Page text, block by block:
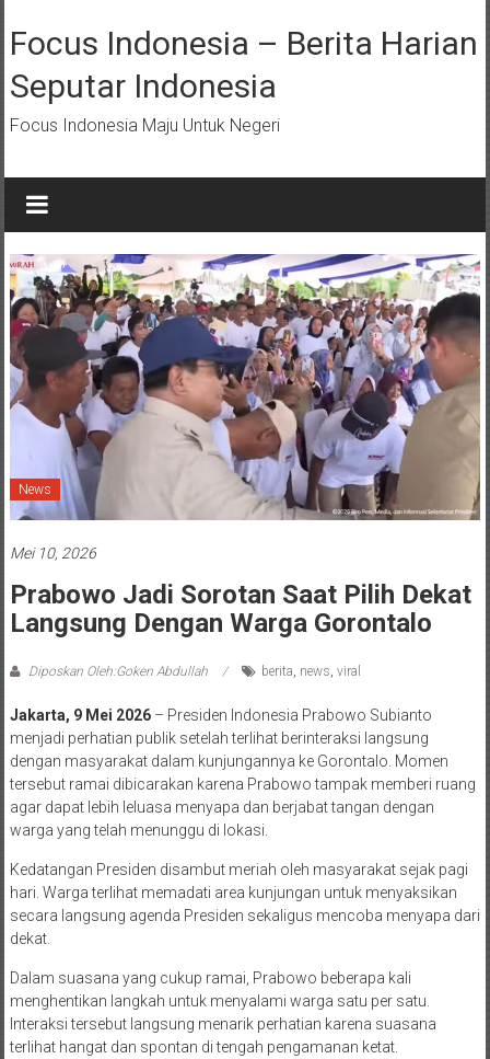
ke
konten
Focus Indonesia – Berita Harian
Seputar Indonesia
Focus Indonesia Maju Untuk Negeri
News
Mei 10, 2026
Prabowo Jadi Sorotan Saat Pilih Dekat
Langsung Dengan Warga Gorontalo
Diposkan Oleh:Goken Abdullah berita news viral
Jakarta, 9 Mei 2026– Presiden Indonesia Prabowo Subianto
menjadi perhatian publik setelah terlihat berinteraksi langsung
dengan masyarakat dalam kunjungannya ke Gorontalo. Momen
tersebut ramai dibicarakan karena Prabowo tampak memberi ruang
agar dapat lebih leluasa menyapa dan berjabat tangan dengan
warga yang telah menunggu di lokasi.
Kedatangan Presiden disambut meriah oleh masyarakat sejak pagi
hari. Warga terlihat memadati area kunjungan untuk menyaksikan
secara langsung agenda Presiden sekaligus mencoba menyapa dari
dekat.
Dalam suasana yang cukup ramai, Prabowo beberapa kali
menghentikan langkah untuk menyalami warga satu per satu.
Interaksi tersebut langsung menarik perhatian karena suasana
terlihat hangat dan spontan di tengah pengamanan ketat.